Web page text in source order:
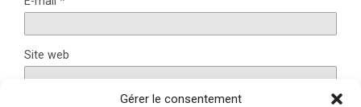
Gérer le consentement
Site web